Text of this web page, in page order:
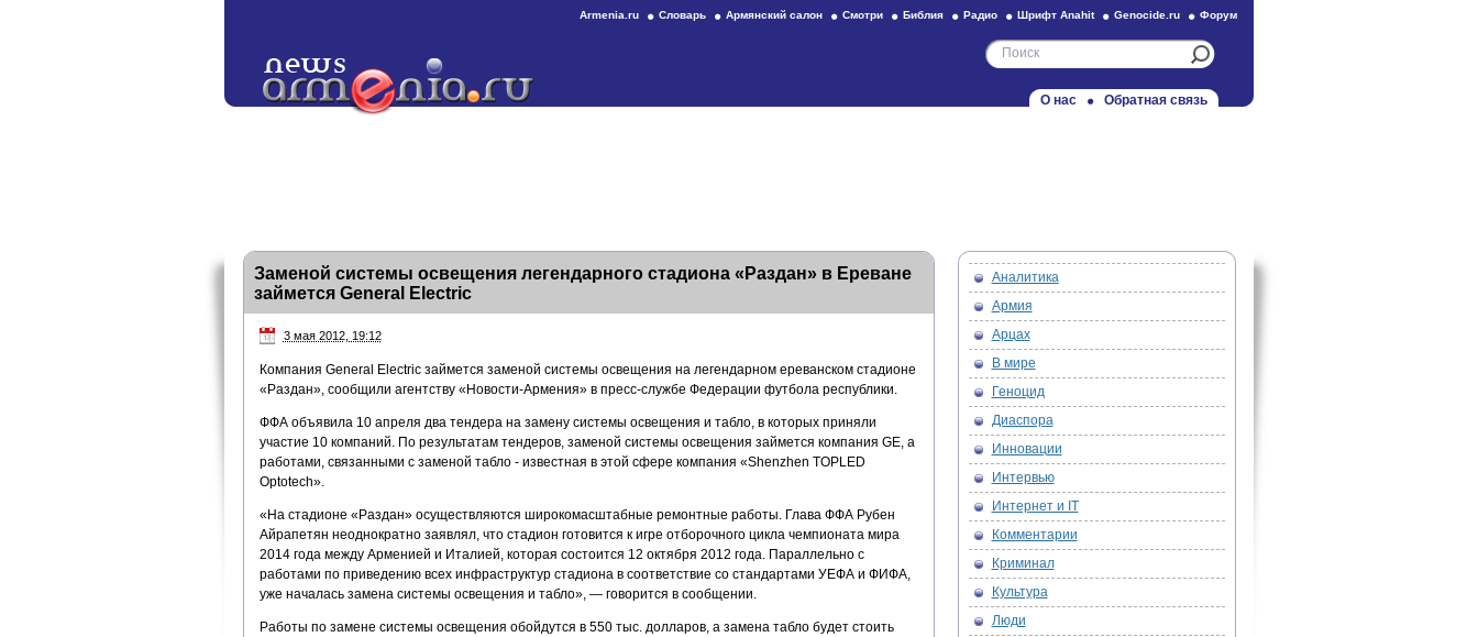
Armenia.ru Словарь Армянский салон Смотри Библия Радио Шрифт Anahit Genocide.ru Форум
О нас Обратная связь
Заменой системы освещения легендарного стадиона «Раздан» в Ереване
займется General Electric
3 мая 2012, 19:12
Компания General Electric займется заменой системы освещения на легендарном ереванском стадионе
«Раздан», сообщили агентству «Новости-Армения» в пресс-службе Федерации футбола республики.
ФФА объявила 10 апреля два тендера на замену системы освещения и табло, в которых приняли
участие 10 компаний. По результатам тендеров, заменой системы освещения займется компания GE, а
работами, связанными с заменой табло - известная в этой сфере компания «Shenzhen TOPLED
Optotech».
«На стадионе «Раздан» осуществляются широкомасштабные ремонтные работы. Глава ФФА Рубен
Айрапетян неоднократно заявлял, что стадион готовится к игре отборочного цикла чемпионата мира
2014 года между Арменией и Италией, которая состоится 12 октября 2012 года. Параллельно с
работами по приведению всех инфраструктур стадиона в соответствие со стандартами УЕФА и ФИФА,
уже началась замена системы освещения и табло», — говорится в сообщении.
Работы по замене системы освещения обойдутся в 550 тыс. долларов, а замена табло будет стоить
Аналитика
Армия
Арцах
В мире
Геноцид
Диаспора
Инновации
Интервью
Интернет и IT
Комментарии
Криминал
Культура
Люди